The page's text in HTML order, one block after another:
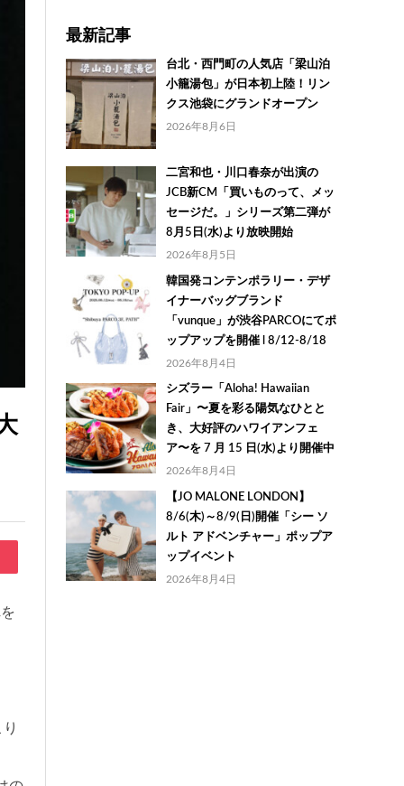
最新記事
台北・西門町の人気店「梁山泊
小籠湯包」が日本初上陸！リン
クス池袋にグランドオープン
2026年8月6日
二宮和也・川口春奈が出演の
JCB新CM「買いものって、メッ
セージだ。」シリーズ第二弾が
8月5日(水)より放映開始
2026年8月5日
韓国発コンテンポラリー・デザ
イナーバッグブランド
「vunque」が渋谷PARCOにてポ
ップアップを開催 l 8/12-8/18
2026年8月4日
シズラー「Aloha! Hawaiian
Fair」〜夏を彩る陽気なひとと
き、大好評のハワイアンフェ
ア〜を 7 月 15 日(水)より開催中
2026年8月4日
【JO MALONE LONDON】
8/6(木)～8/9(日)開催「シー ソ
ルト アドベンチャー」ポップア
ップイベント
2026年8月4日